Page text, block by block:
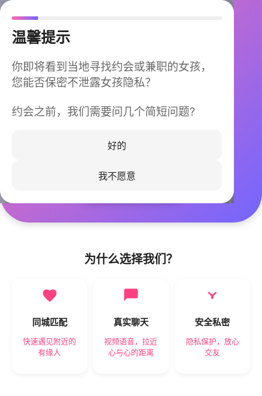
温馨提示
你即将看到当地寻找约会或兼职的女孩，
您能否保密不泄露女孩隐私？
约会之前，我们需要问几个简短问题?
好的
我不愿意
今晚不再孤单
同城快速匹配，马上认识身边的TA
立即下载
为什么选择我们？
同城匹配
快速遇见附近的
有缘人
真实聊天
视频语音，拉近
心与心的距离
安全私密
隐私保护，放心
交友